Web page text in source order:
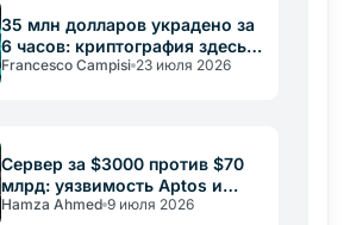
35 млн долларов украдено за
6 часов: криптография здесь
ни при чём
Francesco Campisi 23 июля 2026
Сервер за $3000 против $70
млрд: уязвимость Aptos и
урок для крипторынка
Hamza Ahmed 9 июля 2026